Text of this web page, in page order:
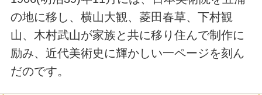
の地に移し、横山大観、菱田春草、下村観
山、木村武山が家族と共に移り住んで制作に
励み、近代美術史に輝かしい一ページを刻ん
だのです。